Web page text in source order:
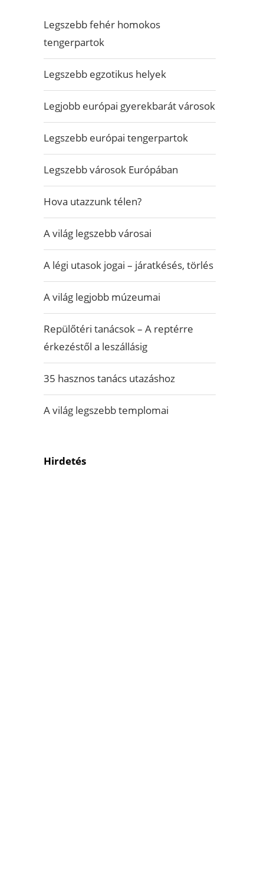
Legszebb fehér homokos
tengerpartok
Legszebb egzotikus helyek
Legjobb európai gyerekbarát városok
Legszebb európai tengerpartok
Legszebb városok Európában
Hova utazzunk télen?
A világ legszebb városai
A légi utasok jogai – járatkésés, törlés
A világ legjobb múzeumai
Repülőtéri tanácsok – A reptérre
érkezéstől a leszállásig
35 hasznos tanács utazáshoz
A világ legszebb templomai
Hirdetés